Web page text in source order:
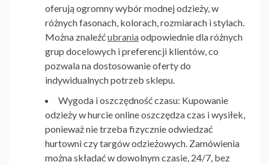
oferują ogromny wybór modnej odzieży, w
różnych fasonach, kolorach, rozmiarach i stylach.
Można znaleźćubraniaodpowiednie dla różnych
grup docelowych i preferencji klientów, co
pozwala na dostosowanie oferty do
indywidualnych potrzeb sklepu.
Wygoda i oszczędność czasu: Kupowanie
odzieży w hurcie online oszczędza czas i wysiłek,
ponieważ nie trzeba fizycznie odwiedzać
hurtowni czy targów odzieżowych. Zamówienia
można składać w dowolnym czasie, 24/7, bez